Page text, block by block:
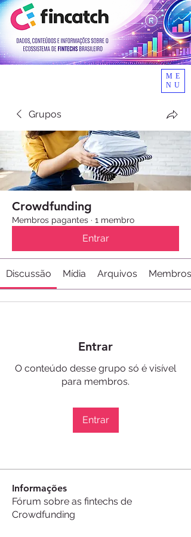
ME
NU
Grupos
Crowdfunding
Membros pagantes · 1 membro
Entrar
Discussão Mídia Arquivos Membros
Entrar
O conteúdo desse grupo só é visível
para membros.
Entrar
Informações
Fórum sobre as fintechs de
Crowdfunding